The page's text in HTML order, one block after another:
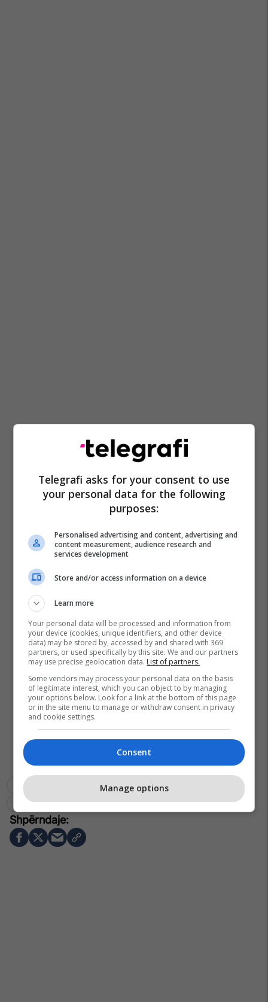
Serie A Napoli
Transferimet
Fernando Llorente
Juventus
Telegrafi asks for your consent to use
your personal data for the following
purposes:
Personalised advertising and content, advertising and
content measurement, audience research and
services development
Store and/or access information on a device
Learn more
Your personal data will be processed and information from
your device (cookies, unique identifiers, and other device
data) may be stored by, accessed by and shared with 369
partners, or used specifically by this site. We and our partners
may use precise geolocation data. List of partners.
Some vendors may process your personal data on the basis
of legitimate interest, which you can object to by managing
your options below. Look for a link at the bottom of this page
or in the site menu to manage or withdraw consent in privacy
and cookie settings.
Consent
Manage options